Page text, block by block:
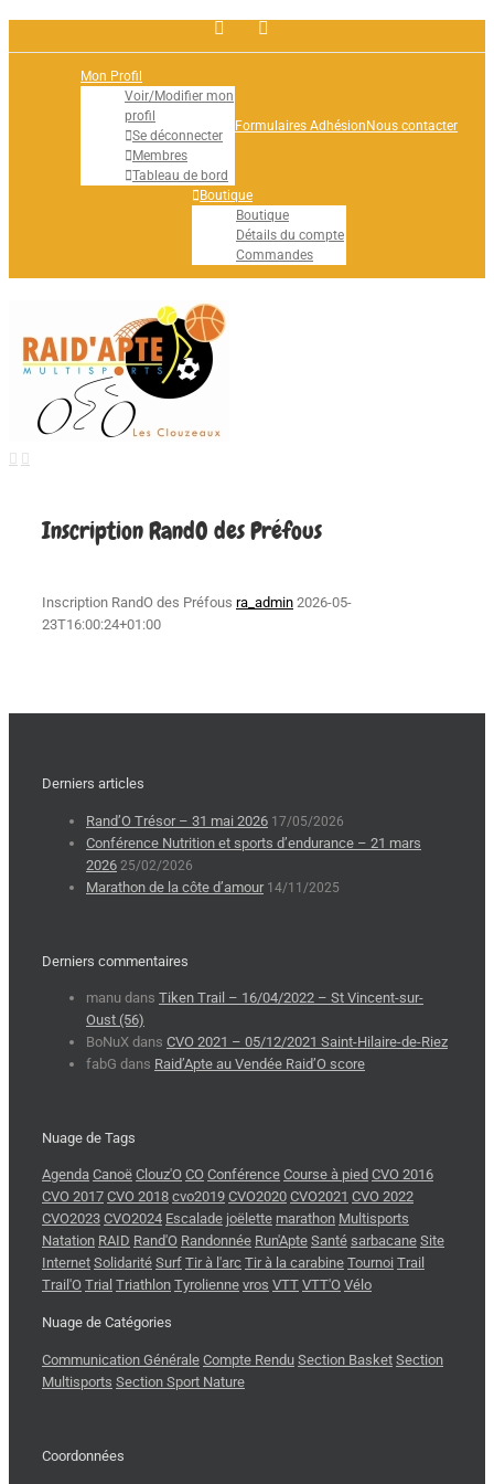
Facebook
Mon Profil
Voir/Modifier mon
profil
Se déconnecter
Membres
Tableau de bord
Formulaires Adhésion Nous contacter
Boutique
Boutique
Détails du compte
Commandes
Inscription RandO des Préfous
Inscription RandO des Préfous ra_admin 2026-05-
23T16:00:24+01:00
Derniers articles
Rand’O Trésor – 31 mai 2026 17/05/2026
Conférence Nutrition et sports d’endurance – 21 mars
2026 25/02/2026
Marathon de la côte d’amour 14/11/2025
Derniers commentaires
manu dans Tiken Trail – 16/04/2022 – St Vincent-sur-
Oust (56)
BoNuX dans CVO 2021 – 05/12/2021 Saint-Hilaire-de-Riez
fabG dans Raid’Apte au Vendée Raid’O score
Nuage de Tags
Agenda Canoë Clouz'O CO Conférence Course à pied CVO 2016
CVO 2017 CVO 2018 cvo2019 CVO2020 CVO2021 CVO 2022
CVO2023 CVO2024 Escalade joëlette marathon Multisports
Natation RAID Rand'O Randonnée Run'Apte Santé sarbacane Site
Internet Solidarité Surf Tir à l'arc Tir à la carabine Tournoi Trail
Trail'O Trial Triathlon Tyrolienne vros VTT VTT'O Vélo
Nuage de Catégories
Communication Générale Compte Rendu Section Basket Section
Multisports Section Sport Nature
Coordonnées